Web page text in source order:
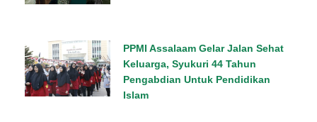
PPMI Assalaam Gelar Jalan Sehat
Keluarga, Syukuri 44 Tahun
Pengabdian Untuk Pendidikan
Islam